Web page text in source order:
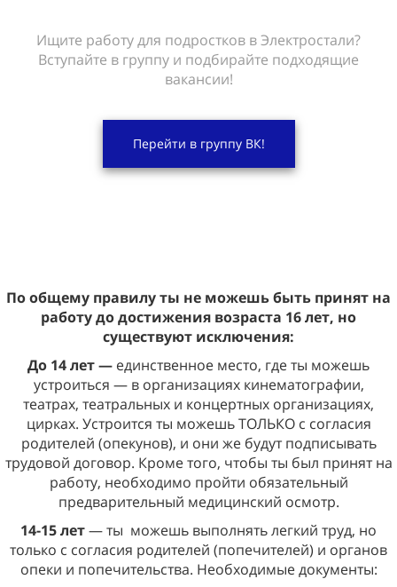
Ищите работу для подростков в Электростали?
Вступайте в группу и подбирайте подходящие
вакансии!
Перейти в группу ВК!
По общему правилу ты не можешь быть принят на
работу до достижения возраста 16 лет, но
существуют исключения:
До 14 лет — единственное место, где ты можешь
устроиться — в организациях кинематографии,
театрах, театральных и концертных организациях,
цирках. Устроится ты можешь ТОЛЬКО с согласия
родителей (опекунов), и они же будут подписывать
трудовой договор. Кроме того, чтобы ты был принят на
работу, необходимо пройти обязательный
предварительный медицинский осмотр.
14-15 лет— ты можешь выполнять легкий труд, но
только с согласия родителей (попечителей) и органов
опеки и попечительства. Необходимые документы: